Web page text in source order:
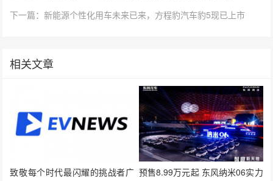
下一篇：新能源个性化用车未来已来，方程豹汽车豹5现已上市
相关文章
致敬每个时代最闪耀的挑战者广 预售8.99万元起 东风纳米06实力